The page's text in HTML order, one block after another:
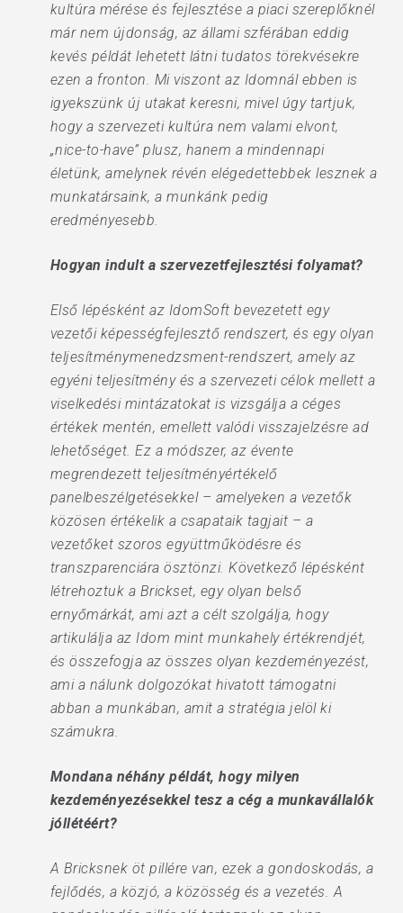
kultúra mérése és fejlesztése a piaci szereplőknél
már nem újdonság, az állami szférában eddig
kevés példát lehetett látni tudatos törekvésekre
ezen a fronton. Mi viszont az Idomnál ebben is
igyekszünk új utakat keresni, mivel úgy tartjuk,
hogy a szervezeti kultúra nem valami elvont,
„nice-to-have” plusz, hanem a mindennapi
életünk, amelynek révén elégedettebbek lesznek a
munkatársaink, a munkánk pedig
eredményesebb.
Hogyan indult a szervezetfejlesztési folyamat?
Első lépésként az IdomSoft bevezetett egy
vezetői képességfejlesztő rendszert, és egy olyan
teljesítménymenedzsment-rendszert, amely az
egyéni teljesítmény és a szervezeti célok mellett a
viselkedési mintázatokat is vizsgálja a céges
értékek mentén, emellett valódi visszajelzésre ad
lehetőséget. Ez a módszer, az évente
megrendezett teljesítményértékelő
panelbeszélgetésekkel – amelyeken a vezetők
közösen értékelik a csapataik tagjait – a
vezetőket szoros együttműködésre és
transzparenciára ösztönzi. Következő lépésként
létrehoztuk a Brickset, egy olyan belső
ernyőmárkát, ami azt a célt szolgálja, hogy
artikulálja az Idom mint munkahely értékrendjét,
és összefogja az összes olyan kezdeményezést,
ami a nálunk dolgozókat hivatott támogatni
abban a munkában, amit a stratégia jelöl ki
számukra.
Mondana néhány példát, hogy milyen
kezdeményezésekkel tesz a cég a munkavállalók
jóllétéért?
A Bricksnek öt pillére van, ezek a gondoskodás, a
fejlődés, a közjó, a közösség és a vezetés. A